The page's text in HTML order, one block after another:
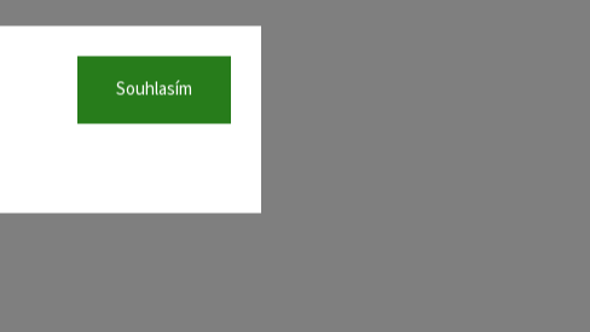
Souhlasím